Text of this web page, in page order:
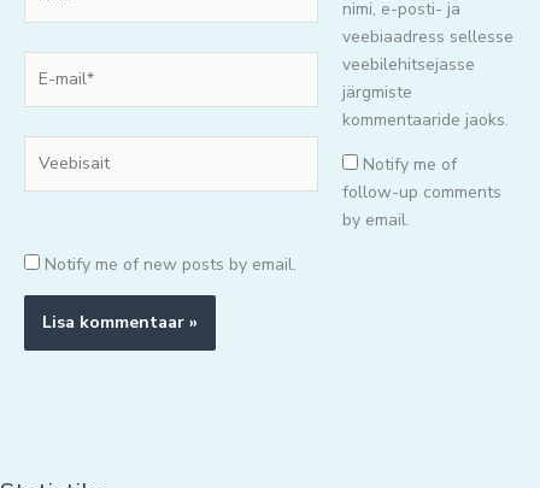
mail*
nimi, e-posti- ja
veebiaadress sellesse
veebilehitsejasse
järgmiste
kommentaaride jaoks.
Notify me of
follow-up comments
by email.
Notify me of new posts by email.